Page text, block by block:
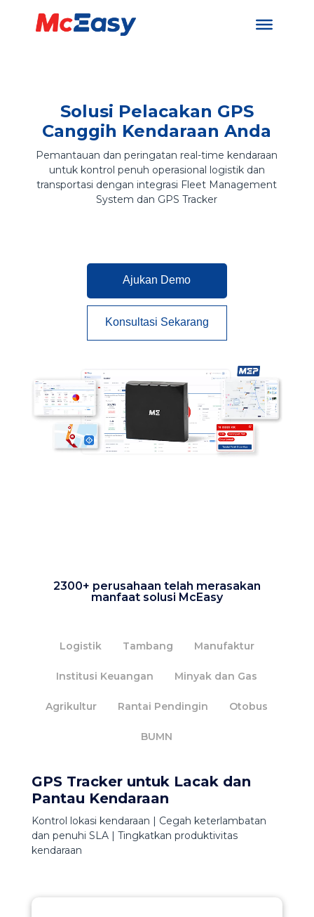
Solusi Pelacakan GPS
Canggih Kendaraan Anda
Pemantauan dan peringatan real-time kendaraan
untuk kontrol penuh operasional logistik dan
transportasi dengan integrasi Fleet Management
System dan GPS Tracker
Ajukan Demo
Konsultasi Sekarang
2300+ perusahaan telah merasakan
manfaat solusi McEasy
Logistik Tambang Manufaktur
Institusi Keuangan Minyak dan Gas
Agrikultur Rantai Pendingin Otobus
BUMN
GPS Tracker untuk Lacak dan
Pantau Kendaraan​
Kontrol lokasi kendaraan | Cegah keterlambatan
dan penuhi SLA | Tingkatkan produktivitas
kendaraan